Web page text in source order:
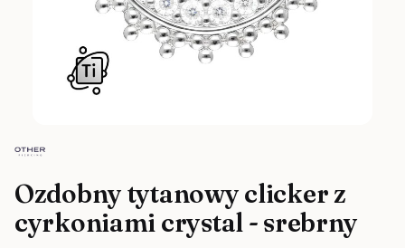
Ozdobny tytanowy clicker z
cyrkoniami crystal - srebrny